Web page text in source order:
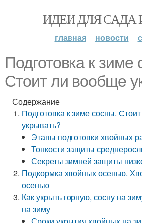
ИДЕИ ДЛЯ САДА
главная новости
Подготовка к зиме
Стоит ли вообще
Содержание
Подготовка к зиме сосны.
укрывать?
Этапы подготовки хвойных
Тонкости защиты
Секреты зимней защиты
Подкормка хвойных осенью.
осенью
Как укрыть горную, сосну на
на зиму